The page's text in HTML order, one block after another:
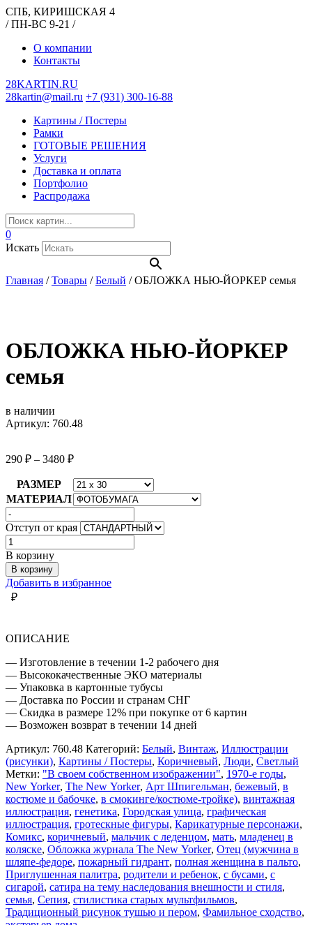
СПБ, КИРИШСКАЯ 4
/ ПН-ВС 9-21 /
О компании
Контакты
28KARTIN.RU
28kartin@mail.ru +7 (931) 300-16-88
Картины / Постеры
Рамки
ГОТОВЫЕ РЕШЕНИЯ
Услуги
Доставка и оплата
Портфолио
Распродажа
0
Искать
Главная /Товары /Белый /ОБЛОЖКА НЬЮ-ЙОРКЕР семья
ОБЛОЖКА НЬЮ-ЙОРКЕР
семья
в наличии
Артикул: 760.48
290 ₽ – 3480 ₽
РАЗМЕР
МАТЕРИАЛ
Отступ от края
Количество
товара
ОБЛОЖКА
НЬЮ-
ЙОРКЕР
семья
В корзину
В корзину
Добавить в избранное
₽
ОПИСАНИЕ
— Изготовление в течении 1-2 рабочего дня
— Высококачественные ЭКО материалы
— Упаковка в картонные тубусы
— Доставка по России и странам СНГ
— Скидка в размере 12% при покупке от 6 картин
— Возможен возврат в течении 14 дней
Артикул: 760.48 Категорий: Белый, Винтаж, Иллюстрации
(рисунки), Картины / Постеры, Коричневый, Люди, Светлый
Метки: "В своем собственном изображении", 1970-е годы,
New Yorker, The New Yorker, Арт Шпигельман, бежевый, в
костюме и бабочке, в смокинге/костюме-тройке), винтажная
иллюстрация, генетика, Городская улица, графическая
иллюстрация, гротескные фигуры, Карикатурные персонажи,
Комикс, коричневый, мальчик с леденцом, мать, младенец в
коляске, Обложка журнала The New Yorker, Отец (мужчина в
шляпе-федоре, пожарный гидрант, полная женщина в пальто,
Приглушенная палитра, родители и ребенок, с бусами, с
сигарой, сатира на тему наследования внешности и стиля,
семья, Сепия, стилистика старых мультфильмов,
Традиционный рисунок тушью и пером, Фамильное сходство,